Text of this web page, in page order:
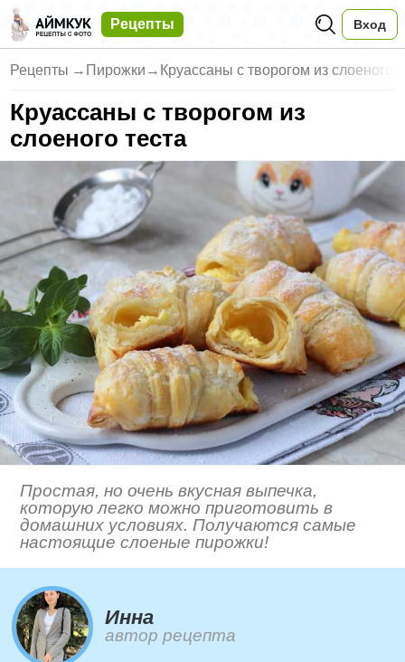
Рецепты Вход
Рецепты → Пирожки → Круассаны с творогом из слоеного
Круассаны с творогом из
слоеного теста
Простая, но очень вкусная выпечка,
которую легко можно приготовить в
домашних условиях. Получаются самые
настоящие слоеные пирожки!
Инна
автор рецепта